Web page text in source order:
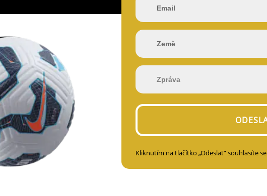
Kliknutím na tlačítko „Odeslat“ souhlasíte se